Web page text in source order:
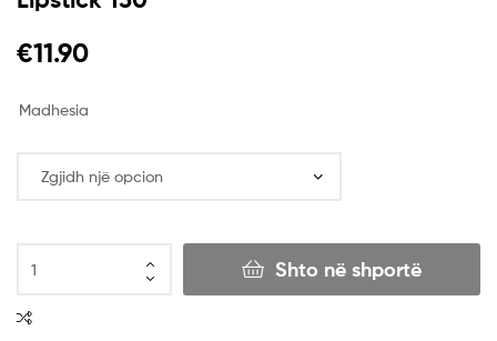
€11.90
Madhesia
Shto në shportë